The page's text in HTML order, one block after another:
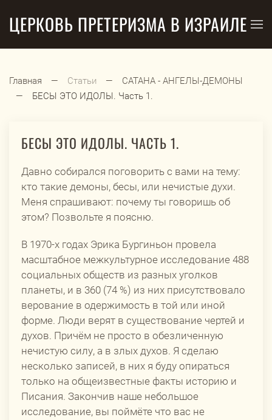
Перейти к содержимому
ЦЕРКОВЬ ПРЕТЕРИЗМА В ИЗРАИЛЕ
Главная Статьи
САТАНА - АНГЕЛЫ-ДЕМОНЫ
БЕСЫ ЭТО ИДОЛЫ. Часть 1.
БЕСЫ ЭТО ИДОЛЫ. ЧАСТЬ 1.
Давно собирался поговорить с вами на тему:
кто такие демоны, бесы, или нечистые духи.
Меня спрашивают: почему ты говоришь об
этом? Позвольте я поясню.
В 1970-х годах Эрика Бургиньон провела
масштабное межкультурное исследование 488
социальных обществ из разных уголков
планеты, и в 360 (74 %) из них присутствовало
верование в одержимость в той или иной
форме. Люди верят в существование чертей и
духов. Причём не просто в обезличенную
нечистую силу, а в злых духов. Я сделаю
несколько записей, в них я буду опираться
только на общеизвестные факты историю и
Писания. Закончив наше небольшое
исследование, вы поймёте что вас не